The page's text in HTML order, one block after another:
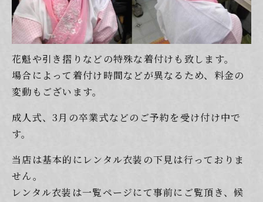
花魁や引き摺りなどの特殊な着付けも致します。
場合によって着付け時間などが異なるため、料金の
変動もございます。
成人式、3月の卒業式などのご予約を受け付け中で
す。
当店は基本的にレンタル衣装の下見は行っておりま
せん。
レンタル衣装は一覧ページにて事前にご覧頂き、候